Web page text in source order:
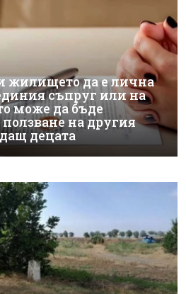
жилището да е лична
съпруг или на
може да бъде
ползване на другия
децата